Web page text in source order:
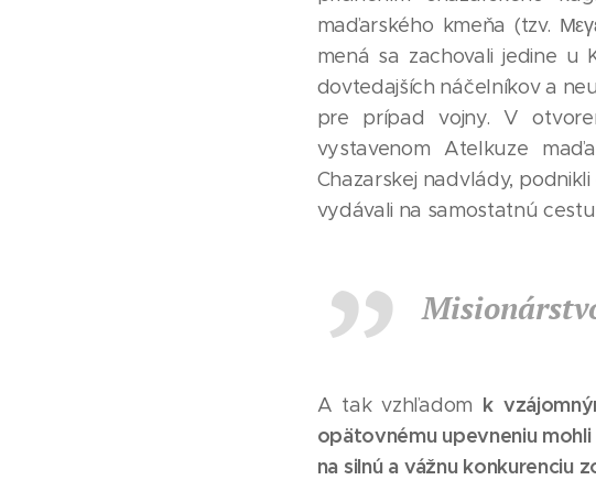
maďarského kmeňa (tzv.
mená sa zachovali jedine u
dovtedajších náčelníkov a
pre prípad vojny. V
vystavenom Atelkuze
Chazarskej nadvlády,
vydávali na samostatnú cestu
A tak vzhľadom k
opätovnému upevneniu
na silnú a vážnu konkurenciu